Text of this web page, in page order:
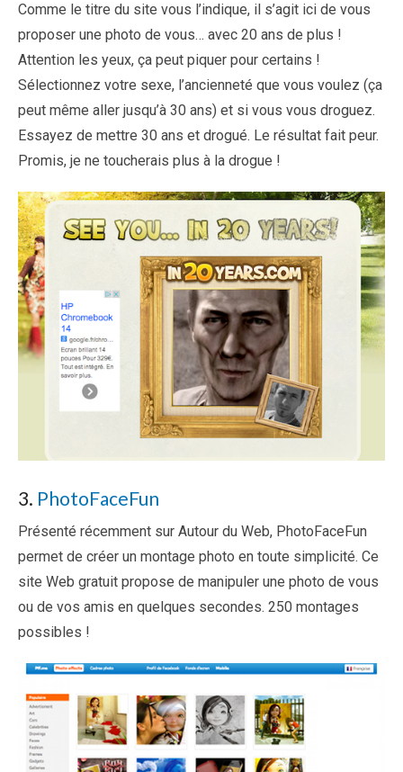
Comme le titre du site vous l’indique, il s’agit ici de vous
proposer une photo de vous… avec 20 ans de plus !
Attention les yeux, ça peut piquer pour certains !
Sélectionnez votre sexe, l’ancienneté que vous voulez (ça
peut même aller jusqu’à 30 ans) et si vous vous droguez.
Essayez de mettre 30 ans et drogué. Le résultat fait peur.
Promis, je ne toucherais plus à la drogue !
3. PhotoFaceFun
Présenté récemment sur Autour du Web, PhotoFaceFun
permet de créer un montage photo en toute simplicité. Ce
site Web gratuit propose de manipuler une photo de vous
ou de vos amis en quelques secondes. 250 montages
possibles !